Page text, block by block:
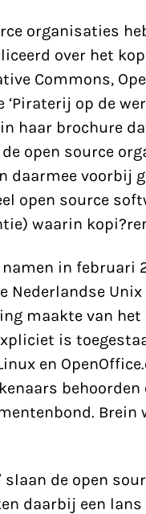
organisaties
over het
Commons,
op de
haar brochure
open source
daarmee voorbij
open source
waarin
in februari
Nederlandse Unix
maakte van
is
en
slaan de open
daarbij een